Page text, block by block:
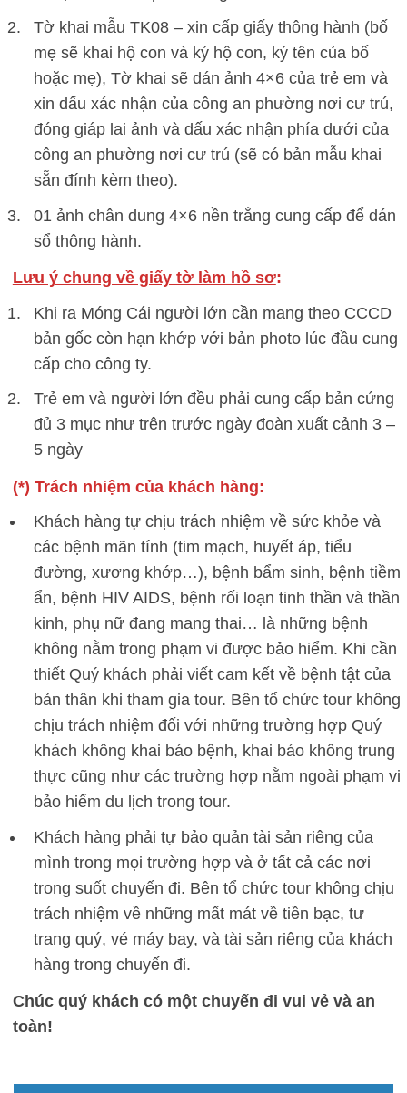
Tờ khai mẫu TK08 – xin cấp giấy thông hành (bố
mẹ sẽ khai hộ con và ký hộ con, ký tên của bố
hoặc mẹ), Tờ khai sẽ dán ảnh 4×6 của trẻ em và
xin dấu xác nhận của công an phường nơi cư trú,
đóng giáp lai ảnh và dấu xác nhận phía dưới của
công an phường nơi cư trú (sẽ có bản mẫu khai
sẵn đính kèm theo).
01 ảnh chân dung 4×6 nền trắng cung cấp để dán
sổ thông hành.
Lưu ý chung về giấy tờ làm hồ sơ:
Khi ra Móng Cái người lớn cần mang theo CCCD
bản gốc còn hạn khớp với bản photo lúc đầu cung
cấp cho công ty.
Trẻ em và người lớn đều phải cung cấp bản cứng
đủ 3 mục như trên trước ngày đoàn xuất cảnh 3 –
5 ngày
(*) Trách nhiệm của khách hàng:
Khách hàng tự chịu trách nhiệm về sức khỏe và
các bệnh mãn tính (tim mạch, huyết áp, tiểu
đường, xương khớp…), bệnh bẩm sinh, bệnh tiềm
ẩn, bệnh HIV AIDS, bệnh rối loạn tinh thần và thần
kinh, phụ nữ đang mang thai… là những bệnh
không nằm trong phạm vi được bảo hiểm. Khi cần
thiết Quý khách phải viết cam kết về bệnh tật của
bản thân khi tham gia tour. Bên tổ chức tour không
chịu trách nhiệm đối với những trường hợp Quý
khách không khai báo bệnh, khai báo không trung
thực cũng như các trường hợp nằm ngoài phạm vi
bảo hiểm du lịch trong tour.
Khách hàng phải tự bảo quản tài sản riêng của
mình trong mọi trường hợp và ở tất cả các nơi
trong suốt chuyến đi. Bên tổ chức tour không chịu
trách nhiệm về những mất mát về tiền bạc, tư
trang quý, vé máy bay, và tài sản riêng của khách
hàng trong chuyến đi.
Chúc quý khách có một chuyến đi vui vẻ và an
toàn!